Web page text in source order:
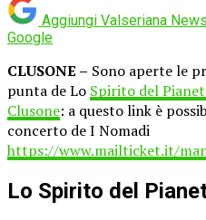
Aggiungi Valseriana
Google
CLUSONE – Sono aperte le
punta de Lo Spirito del
Clusone: a questo link è
concerto de I Nomadi
https://www.mailticket.it/
Lo Spirito del